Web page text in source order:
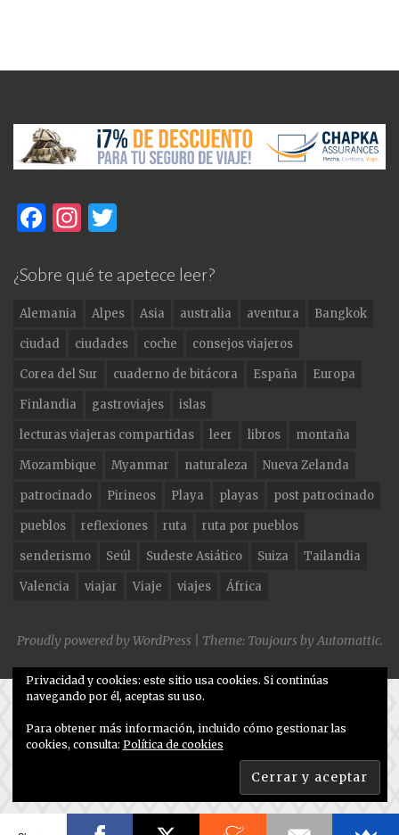
F
c
e
b
o
o
k
In
a
g
ra
m
it
te
r
¿Sobre qué te apetece leer?
Alemania Alpes Asia australia aventura
Bangkok
ciudad
ciudades coche
consejos viajeros
Corea del Sur
cuaderno de bitácora España
Europa
Finlandia
gastroviajes
islas
lecturas viajeras compartidas
leer libros
montaña
Mozambique
Myanmar naturaleza
Nueva Zelanda
patrocinado
Pirineos Playa playas
post patrocinado
pueblos
reflexiones ruta
ruta por pueblos
senderismo
Seúl Sudeste Asiático Suiza
Tailandia
Valencia
viajar Viaje viajes África
Proudly powered by WordPress Theme: Toujours byAutomattic.
Privacidad y cookies: este sitio usa cookies. Si continúas
navegando por él, aceptas su uso.
Para obtener más información, incluido cómo gestionar las
cookies, consulta: Política de cookies